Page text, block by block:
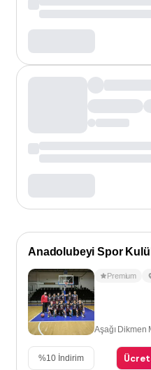
Anadolubeyi Spor
Premium
Aşağı Dikmen
%10 İndirim